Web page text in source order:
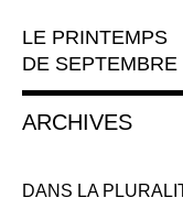
LE PRINTEMPS
DE SEPTEMBRE
ARCHIVES
DANS LA